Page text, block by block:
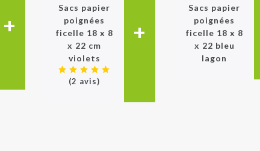
+
Sacs papier
poignées
ficelle 18 x 8
x 22 cm
violets
(2 avis)
+
Sacs papier
poignées
ficelle 18 x 8
x 22 bleu
lagon